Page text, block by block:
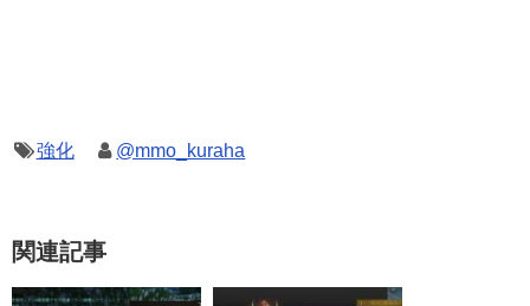
強化 @mmo_kuraha
関連記事